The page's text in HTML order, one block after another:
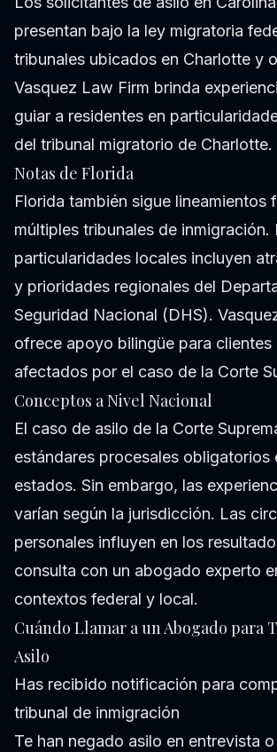
presentan bajo la ley migratoria
tribunales ubicados en Charlotte y
Vasquez Law Firm brinda
guiar a residentes en
del tribunal migratorio de Charlotte.
Notas de Florida
Florida también sigue lineamientos
múltiples tribunales de inmigración.
particularidades locales incluyen
y prioridades regionales del
Seguridad Nacional (DHS).
ofrece apoyo bilingüe para clientes
afectados por el caso de la Corte
Conceptos a Nivel Nacional
El caso de asilo de la Corte
estándares procesales obligatorios
estados. Sin embargo, las
varían según la jurisdicción. Las
personales influyen en los
consulta con un abogado experto
contextos federal y local.
Cuándo Llamar a un Abogado para
Asilo
Has recibido notificación para
tribunal de inmigración
Te han negado asilo en entrevista